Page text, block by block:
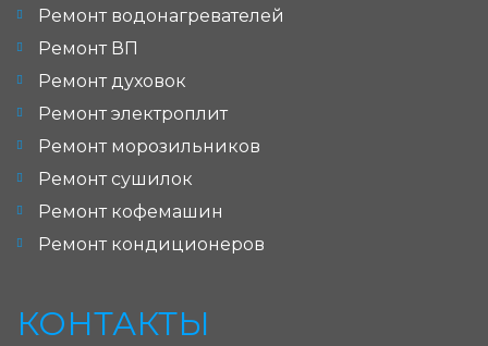
Ремонт водонагревателей
Ремонт ВП
Ремонт духовок
Ремонт электроплит
Ремонт морозильников
Ремонт сушилок
Ремонт кофемашин
Ремонт кондиционеров
КОНТАКТЫ